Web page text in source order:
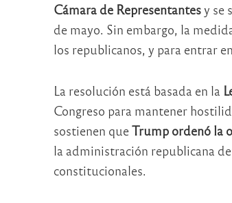
Cámara de Representantesy se
de mayo. Sin embargo, la
los republicanos, y para entrar
La resolución está basada en la
Congreso para mantener
sostienen queTrump ordenó la
la administración republicana
constitucionales.